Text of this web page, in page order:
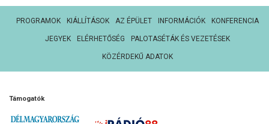
PROGRAMOK KIÁLLÍTÁSOK AZ ÉPÜLET INFORMÁCIÓK KONFERENCIA
JEGYEK ELÉRHETŐSÉG PALOTASÉTÁK ÉS VEZETÉSEK
KÖZÉRDEKŰ ADATOK
Támogatók